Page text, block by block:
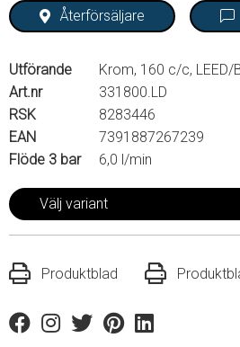
Återförsäljare
Utförande
Krom, 160 c/c, LEED/
Art.nr
331800.LD
RSK
8283446
EAN
7391887267239
Flöde 3 bar
6,0 l/min
Välj variant
Produktblad
FacebookInstagram
TwitterPinterestLinkedin